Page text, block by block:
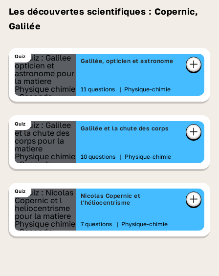
Les découvertes scientifiques : Copernic,
Galilée
Quiz
Galilée, opticien et astronome
11 questions | Physique-chimie
Quiz
Galilée et la chute des corps
10 questions | Physique-chimie
Quiz
Nicolas Copernic et
l'héliocentrisme
7 questions | Physique-chimie